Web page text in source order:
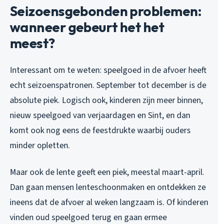
Seizoensgebonden problemen:
wanneer gebeurt het het
meest?
Interessant om te weten: speelgoed in de afvoer heeft
echt seizoenspatronen. September tot december is de
absolute piek. Logisch ook, kinderen zijn meer binnen,
nieuw speelgoed van verjaardagen en Sint, en dan
komt ook nog eens de feestdrukte waarbij ouders
minder opletten.
Maar ook de lente geeft een piek, meestal maart-april.
Dan gaan mensen lenteschoonmaken en ontdekken ze
ineens dat de afvoer al weken langzaam is. Of kinderen
vinden oud speelgoed terug en gaan ermee